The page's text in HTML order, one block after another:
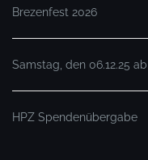
Brezenfest 2026
Samstag, den 06.12.25
HPZ Spendenübergabe